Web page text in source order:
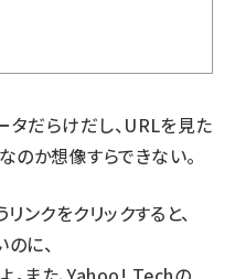
タだらけだし、URLを見た
のか想像すらできない。
ンクをクリックすると、
に、